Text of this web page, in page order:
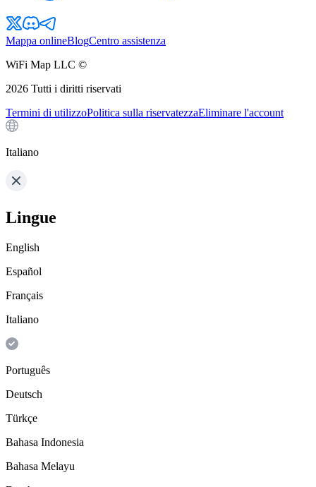
Mappa onlineBlogCentro assistenza
WiFi Map LLC ©
2026 Tutti i diritti riservati
Termini di utilizzoPolitica sulla riservatezzaEliminare l'account
Italiano
Lingue
English
Español
Français
Italiano
Português
Deutsch
Türkçe
Bahasa Indonesia
Bahasa Melayu